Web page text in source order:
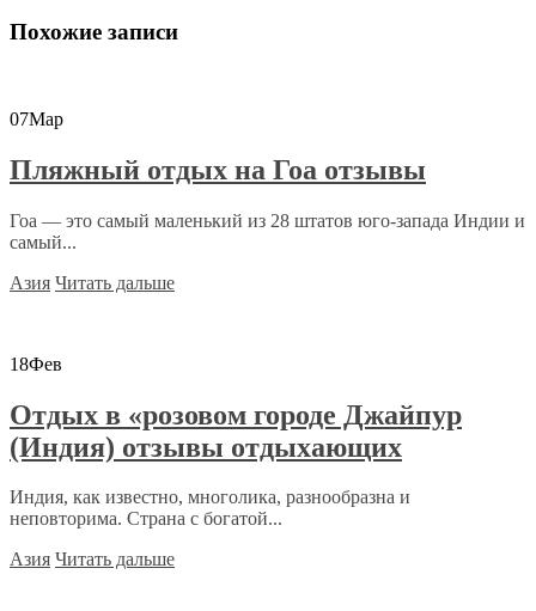
Похожие записи
07Мар
Пляжный отдых на Гоа отзывы
Гоа — это самый маленький из 28 штатов юго-запада Индии и
самый...
Азия Читать дальше
18Фев
Отдых в «розовом городе Джайпур
(Индия) отзывы отдыхающих
Индия, как известно, многолика, разнообразна и
неповторима. Страна с богатой...
Азия Читать дальше